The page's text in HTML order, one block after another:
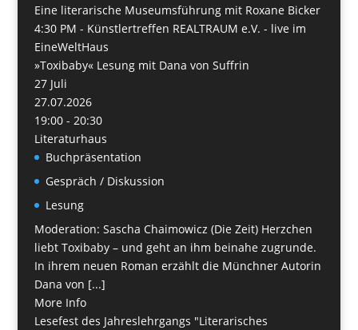
Eine literarische Museumsführung mit Roxane Bicker
4:30 PM - Künstlertreffen REALTRAUM e.V. - live im
EineWeltHaus
»Toxibaby« Lesung mit Dana von Suffrin
27 Juli
27.07.2026
19:00 - 20:30
Literaturhaus
Buchpräsentation
Gespräch / Diskussion
Lesung
Moderation: Sascha Chaimowicz (Die Zeit) Herzchen
liebt Toxibaby – und geht an ihm beinahe zugrunde.
In ihrem neuen Roman erzählt die Münchner Autorin
Dana von [...]
More Info
Lesefest des Jahreslehrgangs "Literarisches